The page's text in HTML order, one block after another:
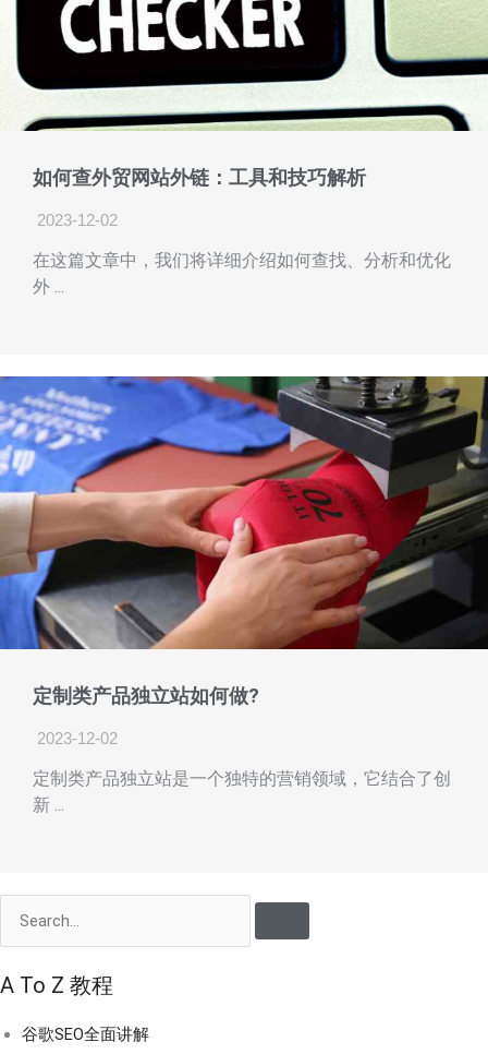
如何查外贸网站外链：工具和技巧解析
2023-12-02
在这篇文章中，我们将详细介绍如何查找、分析和优化
外 ...
定制类产品独立站如何做?
2023-12-02
定制类产品独立站是一个独特的营销领域，它结合了创
新 ...
A To Z 教程
谷歌SEO全面讲解